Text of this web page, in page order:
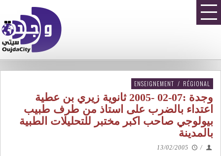
ENSEIGNEMENT / RÉGIONAL
وجدة :07-02 -2005 ثانوية زيري بن عطية
اعتداء بالضرب على استاذ من طرف طبيب
بيولوجي صاحب اكبر مختبر للتحليلات الطبية
بالمدينة
/
13/02/2005